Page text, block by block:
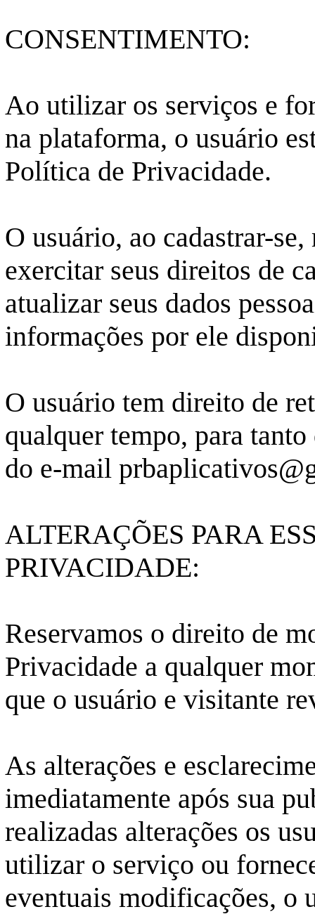
CONSENTIMENTO:
Ao utilizar os serviços e
na plataforma, o usuário
Política de Privacidade.
O usuário, ao cadastrar-
exercitar seus direitos de
atualizar seus dados
informações por ele
O usuário tem direito de
qualquer tempo, para
do e-mail
ALTERAÇÕES PARA
PRIVACIDADE:
Reservamos o direito de
Privacidade a qualquer
que o usuário e visitante
As alterações e
imediatamente após sua
realizadas alterações os
utilizar o serviço ou
eventuais modificações, o